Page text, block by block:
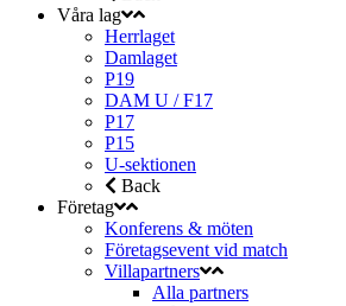
Våra lag
Herrlaget
Damlaget
P19
DAM U / F17
P17
P15
U-sektionen
Back
Företag
Konferens & möten
Företagsevent vid match
Villapartners
Alla partners